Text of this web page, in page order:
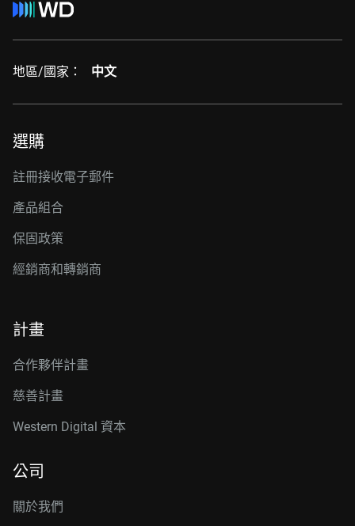
地區/國家： 中文
選購
註冊接收電子郵件
產品組合
保固政策
經銷商和轉銷商
計畫
合作夥伴計畫
慈善計畫
Western Digital 資本
公司
關於我們